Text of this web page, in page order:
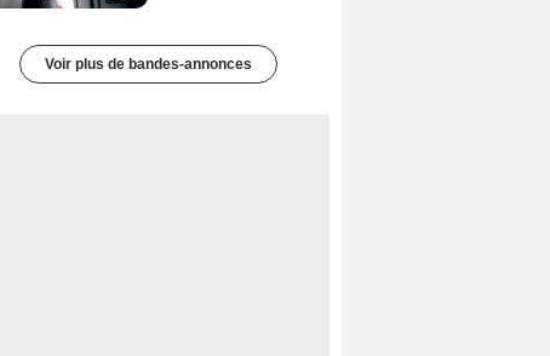
Voir plus de bandes-annonces